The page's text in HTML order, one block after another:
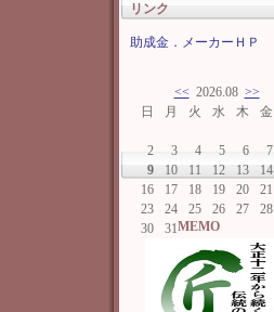
リンク
助成金．メーカーＨＰ
<< 2026.08 >>
日
2
9
16
23
30
月
3
10
17
24
31
火
4
11
18
25
水
5
12
19
26
木
6
13
20
27
金
7
14
21
28
MEMO